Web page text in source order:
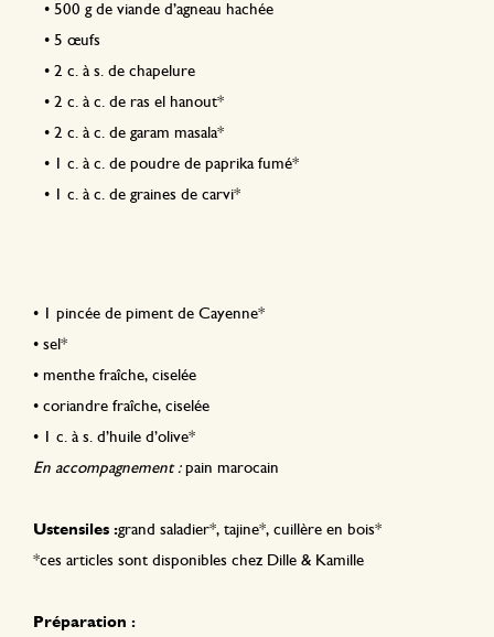
• 500 g de viande d’agneau hachée
• 5 œufs
• 2 c. à s. de chapelure
• 2 c. à c. de ras el hanout*
• 2 c. à c. de garam masala*
•
1 c. à c. de poudre de paprika fumé*
•
1 c. à c. de graines de carvi*
•
1 pincée de piment de Cayenne*
• sel*
• menthe fraîche, ciselée
• coriandre fraîche, ciselée
•
1 c. à s. d’huile d’olive*
En accompagnement :pain marocain
Ustensiles :grand saladier*, tajine*, cuillère en bois*
*ces articles sont disponibles chez Dille & Kamille
Préparation :